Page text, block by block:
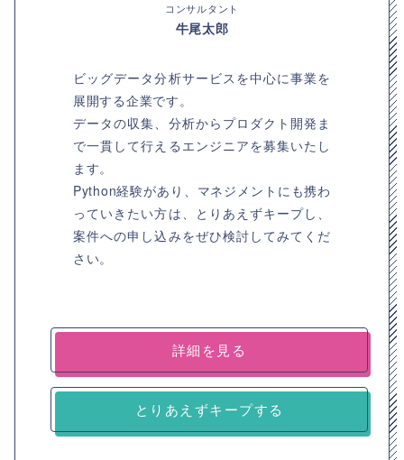
コンサルタント
牛尾太郎
ビッグデータ分析サービスを中心に事業を
展開する企業です。
データの収集、分析からプロダクト開発ま
で一貫して行えるエンジニアを募集いたし
ます。
Python経験があり、マネジメントにも携わ
っていきたい方は、とりあえずキープし、
案件への申し込みをぜひ検討してみてくだ
さい。
詳細を見る
とりあえずキープする